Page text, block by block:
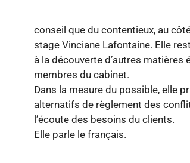
conseil que du contentieux, au
stage Vinciane Lafontaine. Elle
à la découverte d’autres matières
membres du cabinet.
Dans la mesure du possible, elle
alternatifs de règlement des
l’écoute des besoins du clients.
Elle parle le français.